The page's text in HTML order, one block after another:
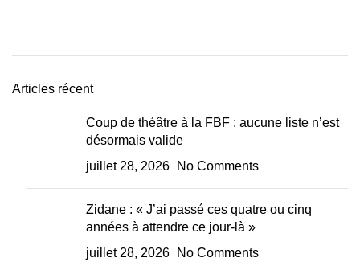
Articles récent
Coup de théâtre à la FBF : aucune liste n’est
désormais valide
juillet 28, 2026
No Comments
Zidane : « J’ai passé ces quatre ou cinq
années à attendre ce jour-là »
juillet 28, 2026
No Comments